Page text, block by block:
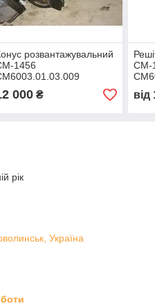
розвантажувальний
1456
000₴
СМ-
СМ-
від
рік
Україна